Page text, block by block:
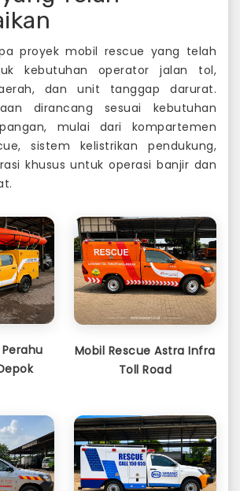
proyek mobil rescue yang telah
kebutuhan operator jalan tol,
dan unit tanggap darurat.
dirancang sesuai kebutuhan
mulai dari kompartemen
sistem kelistrikan pendukung,
khusus untuk operasi banjir dan
Mobil Rescue Astra Infra
Toll Road